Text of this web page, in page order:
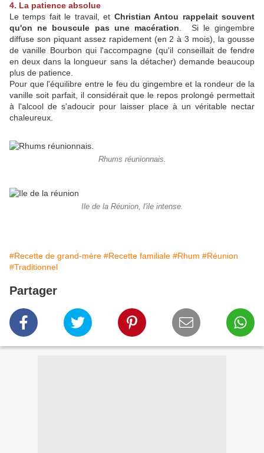
4. La patience absolue
Le temps fait le travail, et Christian Antou rappelait souvent
qu'on ne bouscule pas une macération . Si le gingembre
diffuse son piquant assez rapidement (en 2 à 3 mois), la gousse
de vanille Bourbon qui l'accompagne (qu'il conseillait de fendre
en deux dans la longueur sans la détacher) demande beaucoup
plus de patience.
Pour que l'équilibre entre le feu du gingembre et la rondeur de la
vanille soit parfait, il considérait que le repos prolongé permettait
à l'alcool de s'adoucir pour laisser place à un véritable nectar
chaleureux.
Rhums réunionnais.
Ile de la Réunion, l'ile intense.
#Recette de grand-mère #Recette familiale #Rhum #Réunion
#Traditionnel
Partager